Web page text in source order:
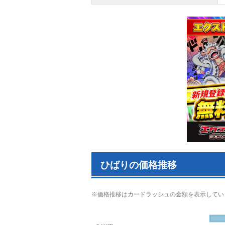
ひばりの価格推移
※価格推移はカードラッシュの金額を表示して